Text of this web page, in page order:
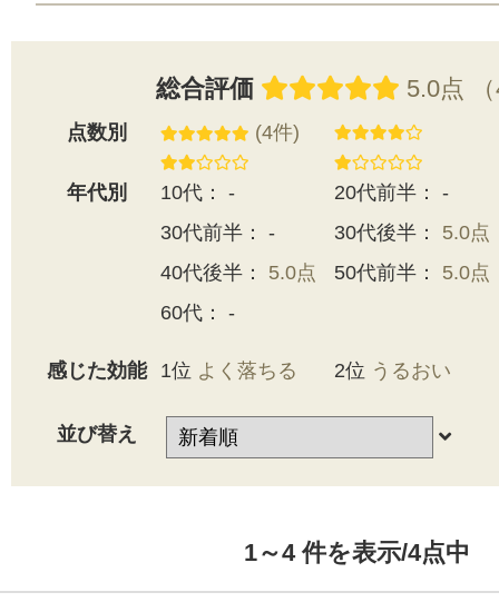
総合評価 5.0点
点数別 (4件)
年代別 10代： -
20代前半： -
30代前半： -
30代後半： 5.0点
40代後半： 5.0点 50代前半： 5.0点
60代： -
感じた効能 1位 よく落ちる 2位 うるおい
並び替え
1～4件を表示/4点中